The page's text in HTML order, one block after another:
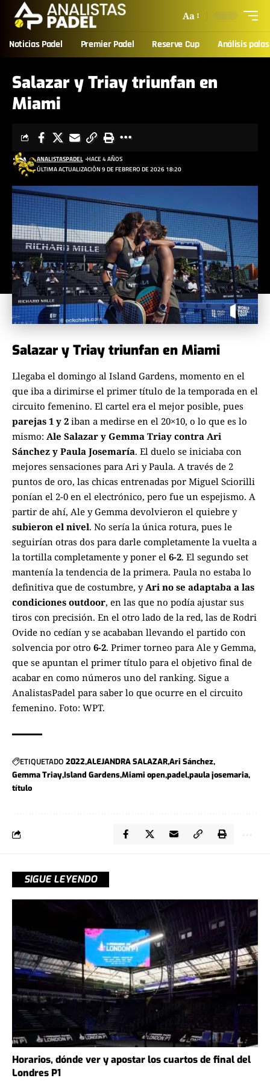
Aa
Noticias Padel Premier Padel Reserve Cup Análisis palas
Salazar y Triay triunfan en
Miami
ÚLTIMA ACTUALIZACIÓN 9 DE FEBRERO DE 2026 18:20
ANALISTASPADEL HACE 4 AÑOS
Salazar y Triay triunfan en Miami
Llegaba el domingo al Island Gardens, momento en el
que iba a dirimirse el primer título de la temporada en el
circuito femenino. El cartel era el mejor posible, pues
parejas 1 y 2 iban a medirse en el 20×10, o lo que es lo
mismo: Ale Salazar y Gemma Triay contra Ari
Sánchez y Paula Josemaría. El duelo se iniciaba con
mejores sensaciones para Ari y Paula. A través de 2
puntos de oro, las chicas entrenadas por Miguel Sciorilli
ponían el 2-0 en el electrónico, pero fue un espejismo. A
partir de ahí, Ale y Gemma devolvieron el quiebre y
subieron el nivel. No sería la única rotura, pues le
seguirían otras dos para darle completamente la vuelta a
la tortilla completamente y poner el 6-2. El segundo set
mantenía la tendencia de la primera. Paula no estaba lo
definitiva que de costumbre, y Ari no se adaptaba a las
condiciones outdoor, en las que no podía ajustar sus
tiros con precisión. En el otro lado de la red, las de Rodri
Ovide no cedían y se acababan llevando el partido con
solvencia por otro 6-2. Primer torneo para Ale y Gemma,
que se apuntan el primer título para el objetivo final de
acabar en como números uno del ranking. Sigue a
AnalistasPadel para saber lo que ocurre en el circuito
femenino. Foto: WPT.
ETIQUETADO 2022ALEJANDRA SALAZARAri Sánchez
Gemma TriayIsland GardensMiami openpadelpaula josemaria
título
SIGUE LEYENDO
Horarios, dónde ver y apostar los cuartos de final del
Londres P1